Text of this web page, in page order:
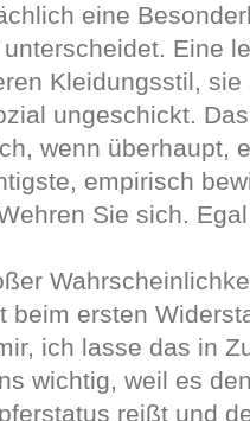
eine
Eine
Kleidungsstil,
ungeschickt.
wenn überhaupt,
empirisch
Sie sich.
beim ersten
ich lasse das in
wichtig, weil es
reißt und